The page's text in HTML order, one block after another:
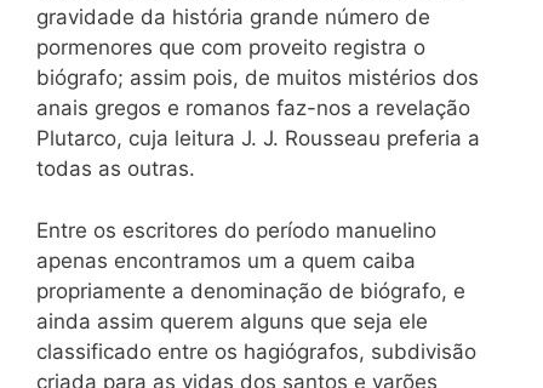
gravidade da história grande número de
pormenores que com proveito registra o
biógrafo; assim pois, de muitos mistérios dos
anais gregos e romanos faz-nos a revelação
Plutarco, cuja leitura J. J. Rousseau preferia a
todas as outras.
Entre os escritores do período manuelino
apenas encontramos um a quem caiba
propriamente a denominação de biógrafo, e
ainda assim querem alguns que seja ele
classificado entre os hagiógrafos, subdivisão
criada para as vidas dos santos e varões